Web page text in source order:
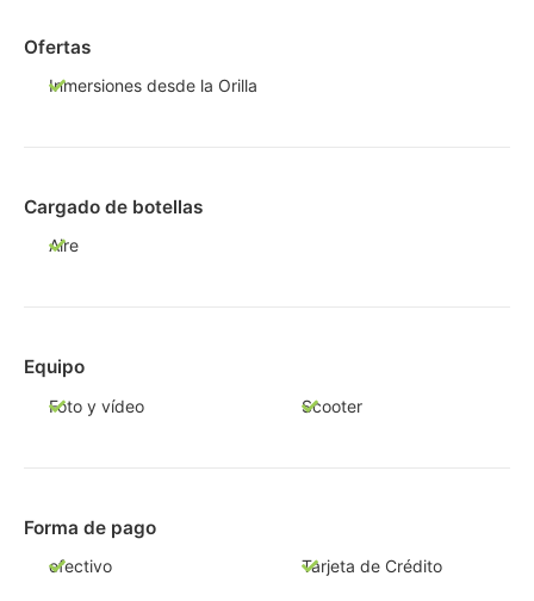
Ofertas
Inmersiones desde la Orilla
Cargado de botellas
Aire
Equipo
Foto y vídeo Scooter
Forma de pago
efectivo Tarjeta de Crédito